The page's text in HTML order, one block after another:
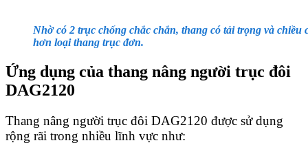
Nhờ có 2 trục chống chắc chắn, thang có tải trọng và chiều
hơn loại thang trục đơn.
Ứng dụng của thang nâng người trục đôi
DAG2120
Thang nâng người trục đôi DAG2120 được sử dụng
rộng rãi trong nhiều lĩnh vực như: